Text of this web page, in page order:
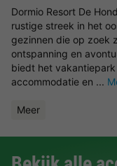
Dormio Resort De
rustige streek in het
gezinnen die op zoek
ontspanning en
biedt het
accommodatie en ...
Meer